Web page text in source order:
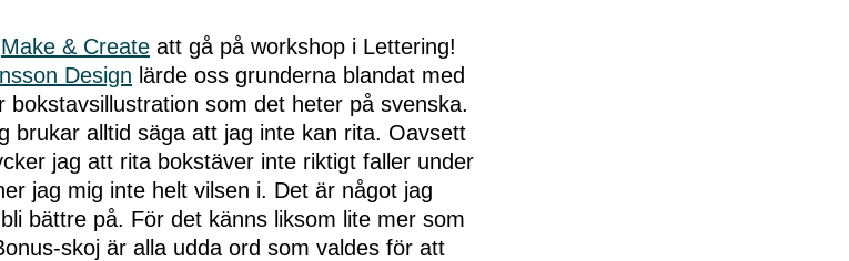
Make & Create att gå på workshop i Lettering!
Design lärde oss grunderna blandat med
som det heter på svenska.
brukar alltid säga att jag inte kan rita. Oavsett
jag att rita bokstäver inte riktigt faller under
jag mig inte helt vilsen i. Det är något jag
bättre på. För det känns liksom lite mer som
skoj är alla udda ord som valdes för att